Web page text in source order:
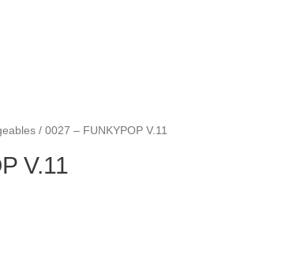
/ 0027 – FUNKYPOP V.11
V.11